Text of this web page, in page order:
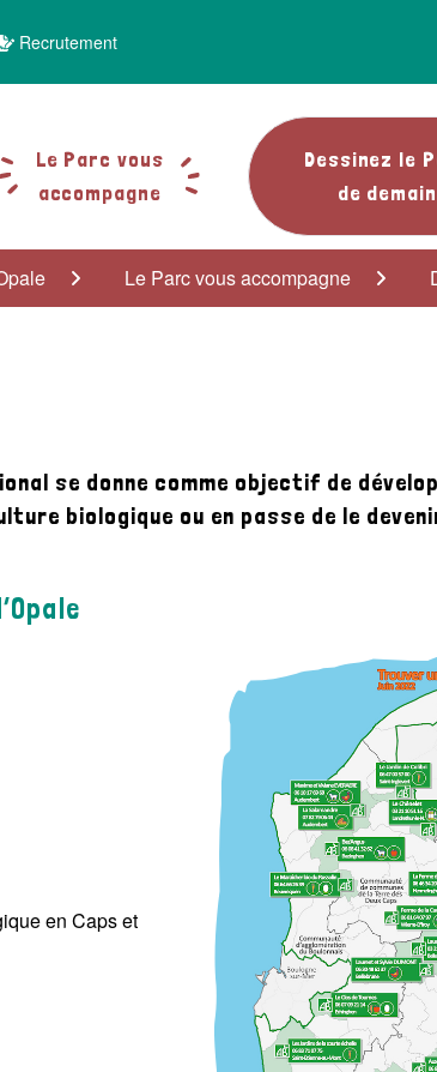
Recrutement
Le Parc vous
accompagne
Dessinez le
de demain
Le Parc vous accompagne
se donne comme objectif de
biologique ou en passe de le
en Caps et